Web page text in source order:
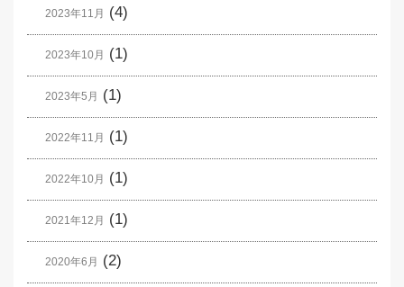
2023年11月 (4)
2023年10月 (1)
2023年5月 (1)
2022年11月 (1)
2022年10月 (1)
2021年12月 (1)
2020年6月 (2)